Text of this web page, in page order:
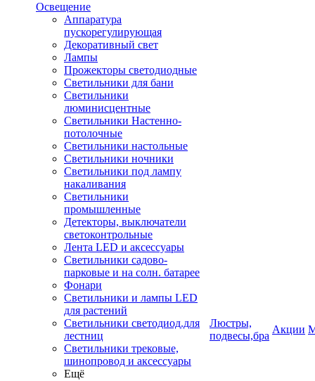
Освещение
Аппаратура
пускорегулирующая
Декоративный свет
Лампы
Прожекторы светодиодные
Светильники для бани
Светильники
люминисцентные
Светильники Настенно-
потолочные
Светильники настольные
Светильники ночники
Светильники под лампу
накаливания
Светильники
промышленные
Детекторы, выключатели
светоконтрольные
Лента LED и аксессуары
Светильники садово-
парковые и на солн. батарее
Фонари
Светильники и лампы LED
для растений
Светильники светодиод.для
лестниц
Светильники трековые,
шинопровод и аксессуары
Ещё
Люстры,
подвесы,бра
Акции